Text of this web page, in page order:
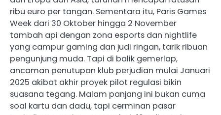
ribu euro per tangan. Sementara itu, Paris Games
Week dari 30 Oktober hingga 2 November
tambah api dengan zona esports dan nightlife
yang campur gaming dan judi ringan, tarik ribuan
pengunjung muda. Tapi di balik gemerlap,
ancaman penutupan klub perjudian mulai Januari
2025 akibat akhir proyek pilot regulasi bikin
suasana tegang. Malam panjang ini bukan cuma
soal kartu dan dadu, tapi cerminan pasar